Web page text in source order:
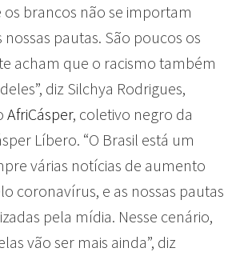
os brancos não se importam
pautas. São poucos os
acham que o racismo também
diz Silchya Rodrigues,
AfriCásper, coletivo negro da
Líbero. “O Brasil está um
várias notícias de aumento
coronavírus, e as nossas pautas
pela mídia. Nesse cenário,
vão ser mais ainda”, diz